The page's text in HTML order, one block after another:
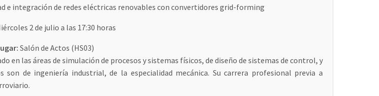
e integración de redes eléctricas renovables con convertidores grid-forming
2 de julio a las 17:30 horas
Salón de Actos (HS03)
en las áreas de simulación de procesos y sistemas físicos, de diseño de sistemas de control, y
de ingeniería industrial, de la especialidad mecánica. Su carrera profesional previa a